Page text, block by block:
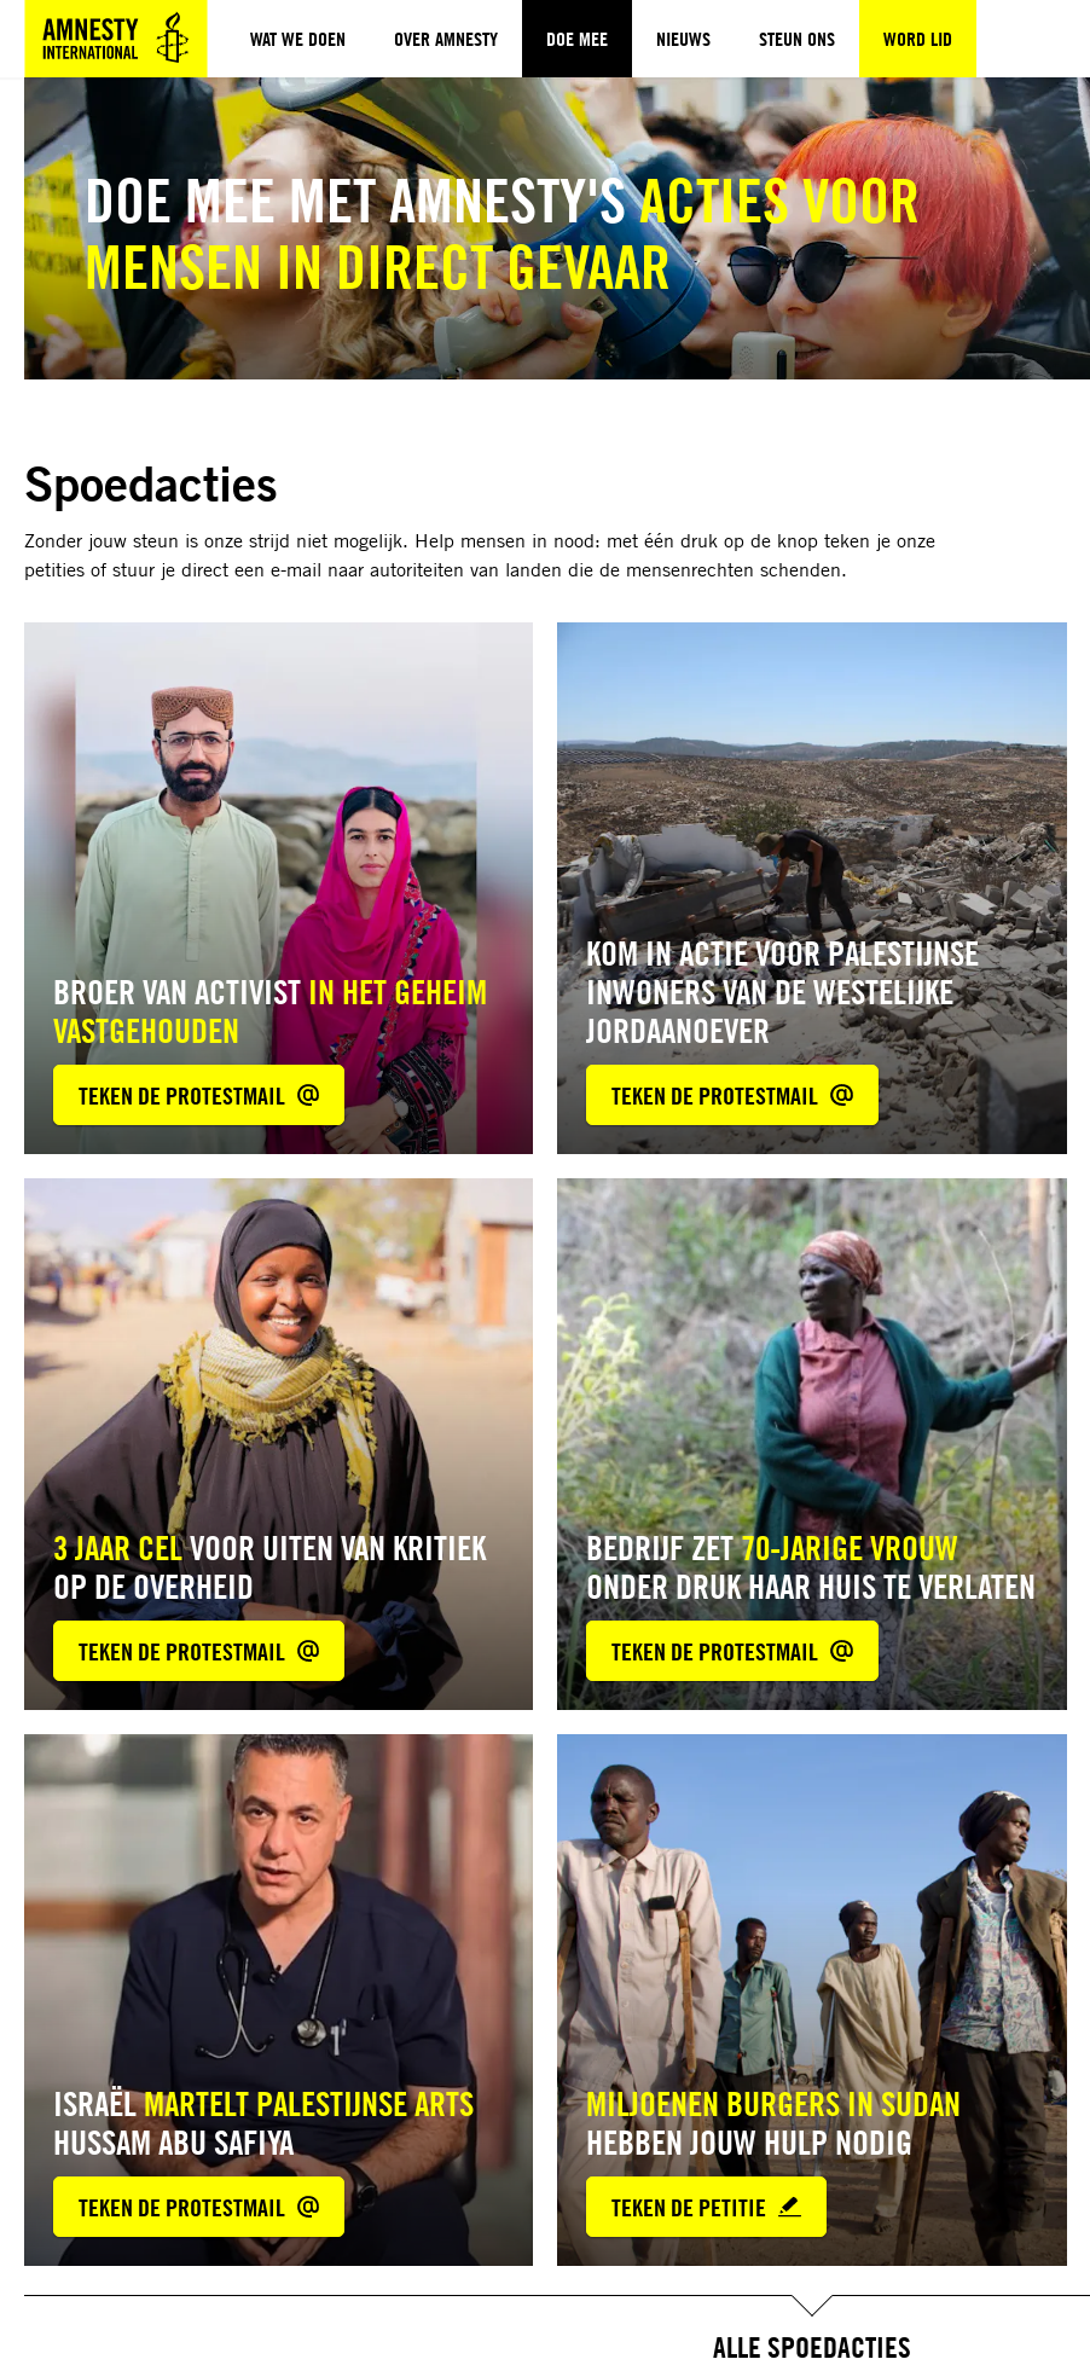
Sla navigatie over
WAT WE DOEN OVER AMNESTY DOE MEE NIEUWS STEUN ONS WORD LID
DOE MEE MET AMNESTY'SACTIES VOOR
MENSEN IN DIRECT GEVAAR
Spoedacties
Zonder jouw steun is onze strijd niet mogelijk. Help mensen in nood: met één druk op de knop teken je onze
petities of stuur je direct een e-mail naar autoriteiten van landen die de mensenrechten schenden.
BROER VAN ACTIVISTIN HET GEHEIM
VASTGEHOUDEN
TEKEN DE PROTESTMAIL
KOM IN ACTIE VOOR PALESTIJNSE
INWONERS VAN DE WESTELIJKE
JORDAANOEVER
TEKEN DE PROTESTMAIL
3 JAAR CELVOOR UITEN VAN KRITIEK
OP DE OVERHEID
TEKEN DE PROTESTMAIL
meer
BEDRIJF ZET70-JARIGE VROUW
ONDER DRUK HAAR HUIS TE VERLATEN
TEKEN DE PROTESTMAIL
Lees
meer
ISRAËLMARTELT PALESTIJNSE ARTS
HUSSAM ABU SAFIYA
TEKEN DE PROTESTMAIL
Lees
meer
MILJOENEN BURGERS IN SUDAN
HEBBEN JOUW HULP NODIG
TEKEN DE PETITIE
meer
ALLE SPOEDACTIES